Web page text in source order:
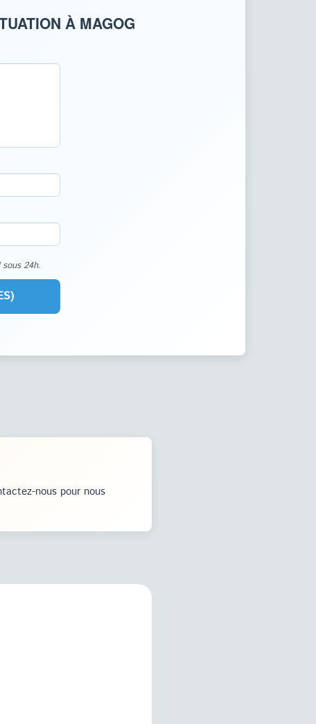
À MAGOG
24h.
nous pour nous